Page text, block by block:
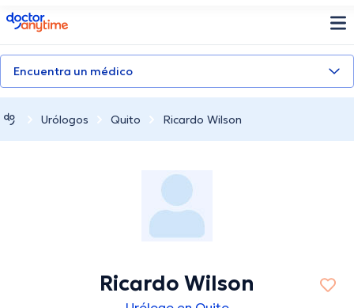
doctoranytime
Encuentra un médico
Urólogos Quito Ricardo Wilson
Ricardo Wilson